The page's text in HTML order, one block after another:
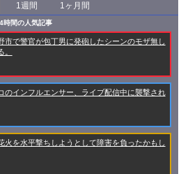
1週間 1ヶ月間
時間の人気記事
市で警官が包丁男に発砲したシーンのモザ無し
のインフルエンサー、ライブ配信中に襲撃され
火を水平撃ちしようとして障害を負ったかもし